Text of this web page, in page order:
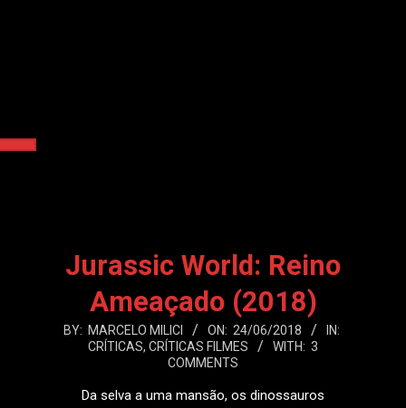
Jurassic World: Reino
Ameaçado (2018)
2018-
BY: MARCELO MILICI ON: 24/06/2018
IN:
CRÍTICAS, CRÍTICAS FILMES WITH: 3
COMMENTS
Da selva a uma mansão, os dinossauros